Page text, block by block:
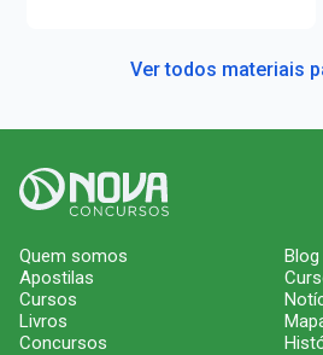
Ver todos materiais
Quem somos
Apostilas
Cursos
Livros
Concursos
Blog